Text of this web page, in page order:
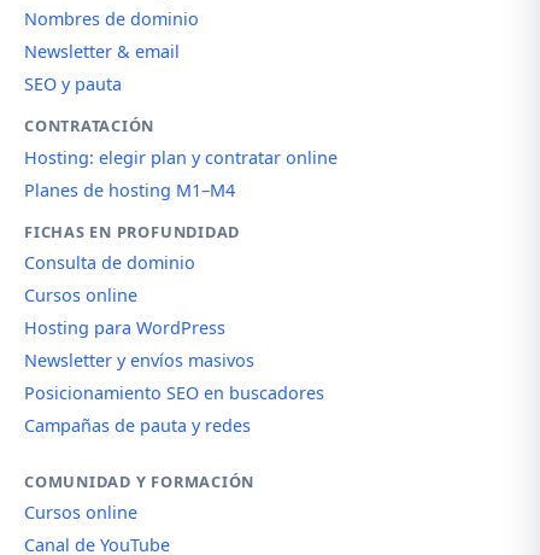
Nombres de dominio
Newsletter & email
SEO y pauta
CONTRATACIÓN
Hosting: elegir plan y contratar online
Planes de hosting M1–M4
FICHAS EN PROFUNDIDAD
Consulta de dominio
Cursos online
Hosting para WordPress
Newsletter y envíos masivos
Posicionamiento SEO en buscadores
Campañas de pauta y redes
COMUNIDAD Y FORMACIÓN
Cursos online
Canal de YouTube